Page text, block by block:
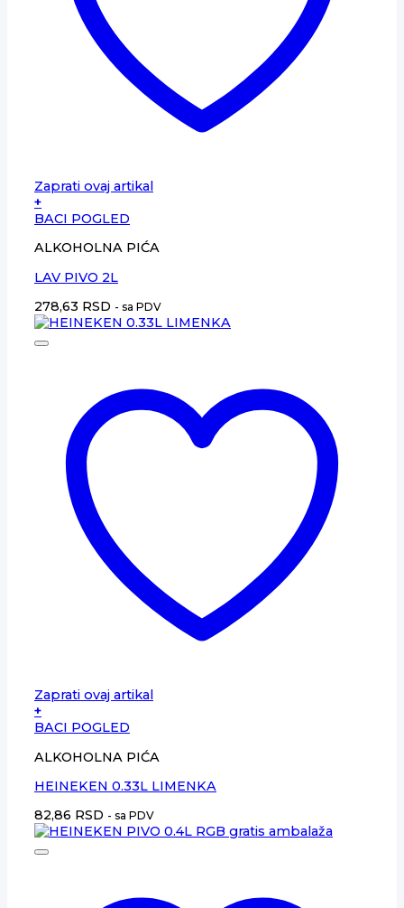
Zaprati ovaj artikal
+
BACI POGLED
ALKOHOLNA PIĆA
LAV PIVO 2L
278,63 RSD - sa PDV
Zaprati ovaj artikal
+
BACI POGLED
ALKOHOLNA PIĆA
HEINEKEN 0.33L LIMENKA
82,86 RSD - sa PDV